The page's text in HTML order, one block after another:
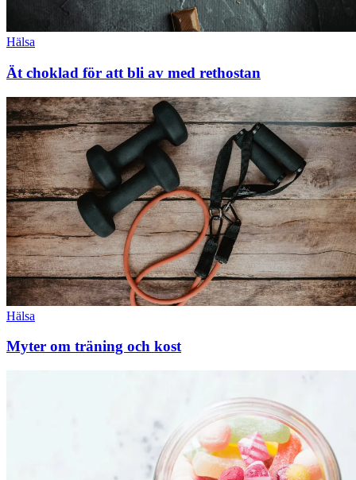
Hälsa
Ät choklad för att bli av med rethostan
Hälsa
Myter om träning och kost